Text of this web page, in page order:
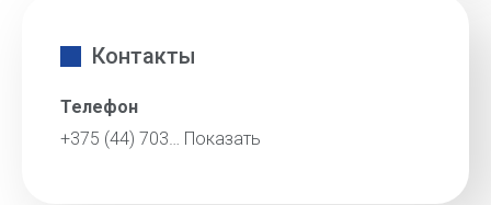
Контакты
Телефон
+375 (44) 703… Показать